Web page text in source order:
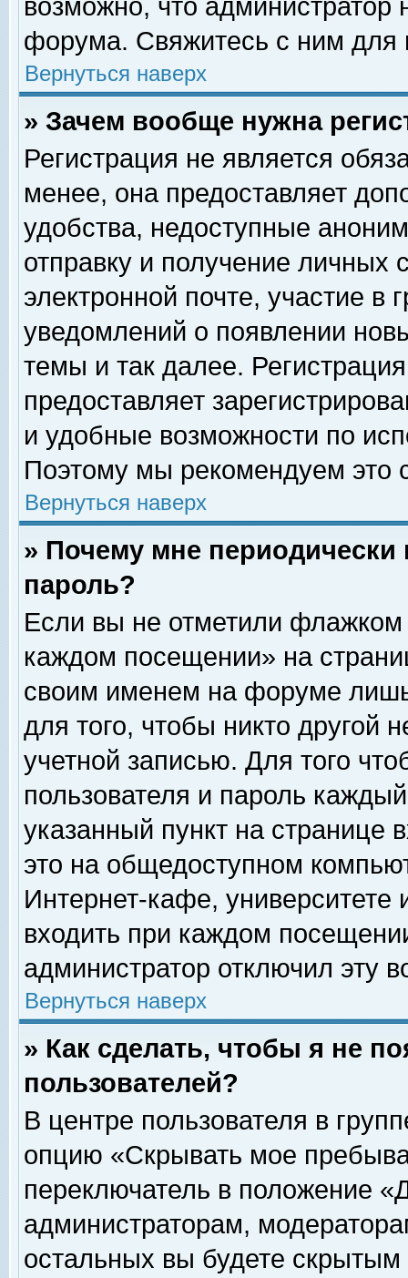
возможно, что
форума. Свяжитесь с ним для
Вернуться наверх
» Зачем вообще нужна
Регистрация не является
менее, она предоставляет
удобства, недоступные
отправку и получение личных
электронной почте, участие в
уведомлений о появлении
темы и так далее.
предоставляет
и удобные возможности по
Поэтому мы рекомендуем это
Вернуться наверх
» Почему мне
пароль?
Если вы не отметили флажком
каждом посещении» на
своим именем на форуме
для того, чтобы никто другой
учетной записью. Для того
пользователя и пароль
указанный пункт на
это на общедоступном
Интернет-кафе, университете
входить при каждом
администратор отключил эту
Вернуться наверх
» Как сделать, чтобы я не
пользователей?
В центре пользователя в
опцию «Скрывать мое
переключатель в положение
администраторам,
остальных вы будете скрытым